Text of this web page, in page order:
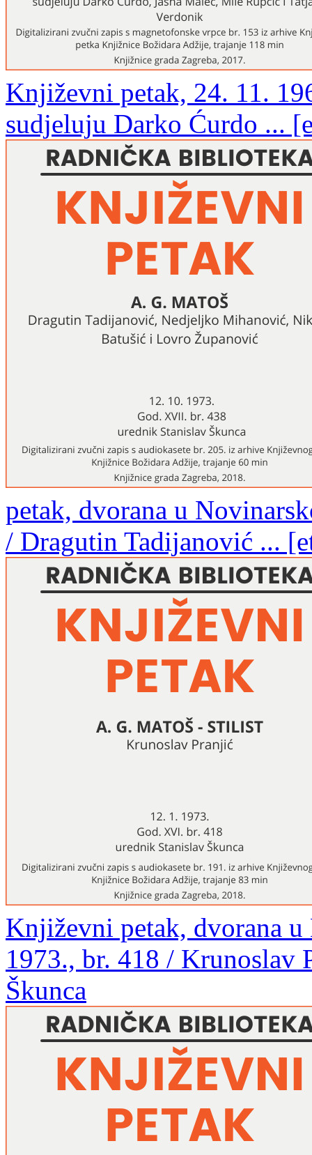
Književni petak, 24. 11.
sudjeluju Darko Ćurdo ...
petak, dvorana u
/ Dragutin Tadijanović ...
Književni petak, dvorana
1973., br. 418 / Krunoslav
Škunca